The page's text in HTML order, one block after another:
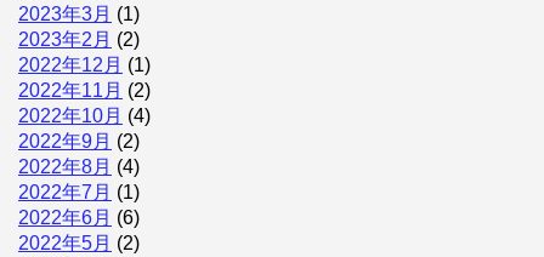
2023年3月 (1)
2023年2月 (2)
2022年12月 (1)
2022年11月 (2)
2022年10月 (4)
2022年9月 (2)
2022年8月 (4)
2022年7月 (1)
2022年6月 (6)
2022年5月 (2)